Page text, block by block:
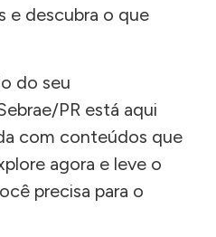
e descubra o que
do seu
PR está aqui
com conteúdos que
agora e leve o
precisa para o